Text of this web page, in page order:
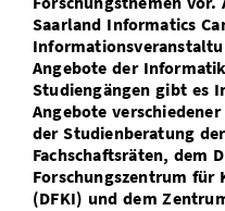
SIC Podcast
Alumni
Saarland Informatics
Angebote der
Studiengängen gibt es
Angebote
der Studienberatung
Fachschaftsräten, dem
Forschungszentrum
(DFKI) und dem